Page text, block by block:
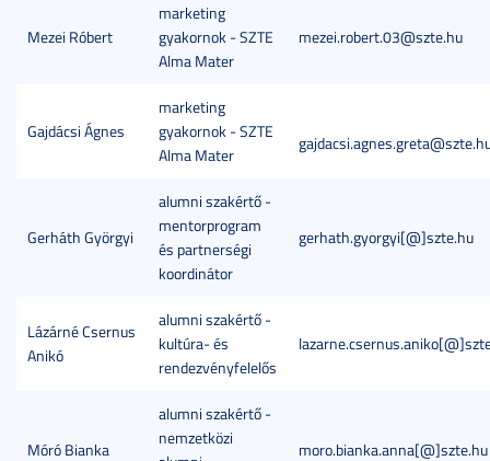
Mezei Róbert
marketing
gyakornok - SZTE
Alma Mater
mezei.robert.03@szte.hu
Gajdácsi Ágnes
marketing
gyakornok - SZTE
Alma Mater
Gerháth Györgyi
alumni szakértő -
mentorprogram
és partnerségi
koordinátor
gerhath.gyorgyi[@]szte.hu
Lázárné Csernus
Anikó
alumni szakértő -
kultúra- és
rendezvényfelelős
Móró Bianka
alumni szakértő -
nemzetközi
moro.bianka.anna[@]szte.hu